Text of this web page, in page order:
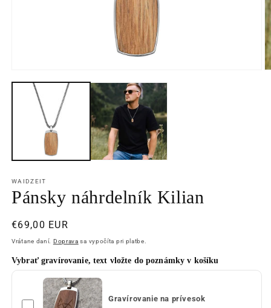
médium
modálnom
WAIDZEIT
Pánsky náhrdelník Kilian
Normálna
cena
€69,00 EUR
Vrátane daní. Doprava sa vypočíta pri platbe.
Vybrať gravírovanie, text vložte do poznámky v košíku
Gravírovanie na prívesok